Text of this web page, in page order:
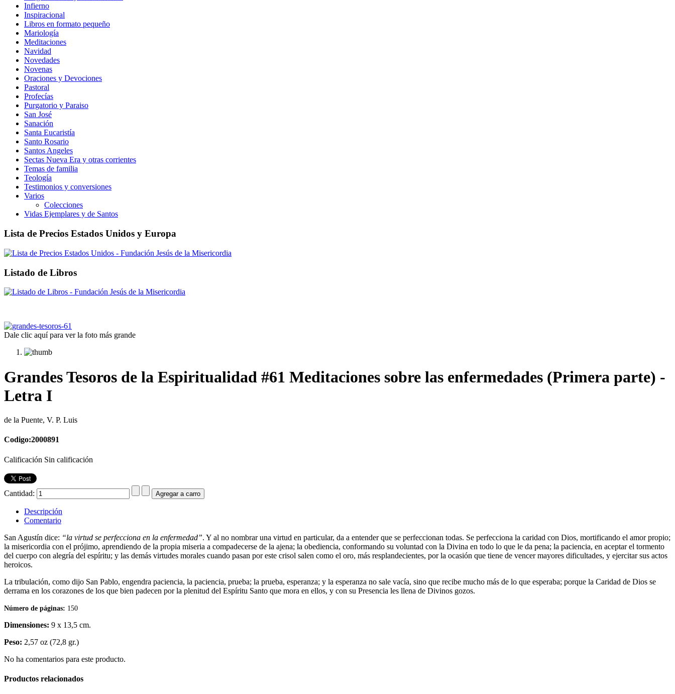
Infierno
Inspiracional
Libros en formato pequeño
Mariología
Meditaciones
Navidad
Novedades
Novenas
Oraciones y Devociones
Pastoral
Profecías
Purgatorio y Paraiso
San José
Sanación
Santa Eucaristía
Santo Rosario
Santos Angeles
Sectas Nueva Era y otras corrientes
Temas de familia
Teología
Testimonios y conversiones
Varios
Colecciones
Vidas Ejemplares y de Santos
Lista de Precios Estados Unidos y Europa
Listado de Libros
Dale clic aquí para ver la foto más grande
Grandes Tesoros de la Espiritualidad #61 Meditaciones sobre las enfermedades (Primera parte) -
Letra I
de la Puente, V. P. Luis
Codigo:2000891
Calificación Sin calificación
Cantidad:
Descripción
Comentario
San Agustín dice: “la virtud se perfecciona en la enfermedad”. Y al no nombrar una virtud en particular, da a entender que se perfeccionan todas. Se perfecciona la caridad con Dios, mortificando el amor propio;
la misericordia con el prójimo, aprendiendo de la propia miseria a compadecerse de la ajena; la obediencia, conformando su voluntad con la Divina en todo lo que le da pena; la paciencia, en aceptar el tormento
del cuerpo con alegría del espíritu; y las demás virtudes morales cuando pasan por este crisol salen como el oro, más resplandecientes, por la ocasión que tiene de vencer mayores dificultades, y ejercitar sus actos
heroicos.
La tribulación, como dijo San Pablo, engendra paciencia, la paciencia, prueba; la prueba, esperanza; y la esperanza no sale vacía, sino que recibe mucho más de lo que esperaba; porque la Caridad de Dios se
derrama en los corazones de los que bien padecen por la plenitud del Espíritu Santo que mora en ellos, y con su Presencia les llena de Divinos gozos.
Número de páginas: 150
Dimensiones: 9 x 13,5 cm.
Peso: 2,57 oz (72,8 gr.)
No ha comentarios para este producto.
Productos relacionados